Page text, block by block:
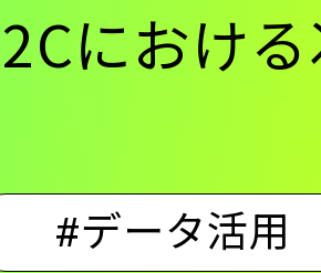
におけ
#データ活用